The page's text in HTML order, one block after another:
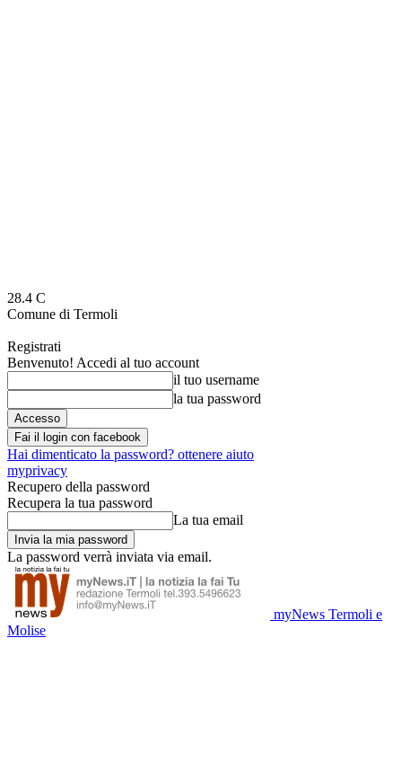
28.4 C
Comune di Termoli
Registrati
Benvenuto! Accedi al tuo account
il tuo username
la tua password
Fai il login con facebook
Hai dimenticato la password? ottenere aiuto
myprivacy
Recupero della password
Recupera la tua password
La tua email
La password verrà inviata via email.
myNews Termoli e
Molise